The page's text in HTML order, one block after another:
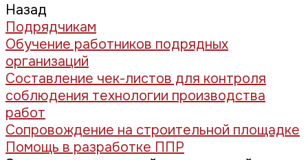
Назад
Подрядчикам
Обучение работников подрядных
организаций
Составление чек-листов для контроля
соблюдения технологии производства
работ
Сопровождение на строительной площадке
Помощь в разработке ППР